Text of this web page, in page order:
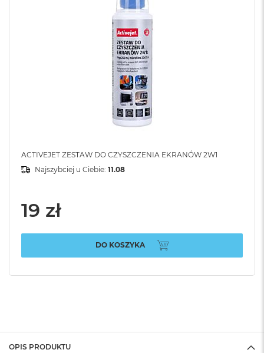
ACTIVEJET ZESTAW DO CZYSZCZENIA EKRANÓW 2W1
Najszybciej u Ciebie: 11.08
19 zł
DO KOSZYKA
OPIS PRODUKTU